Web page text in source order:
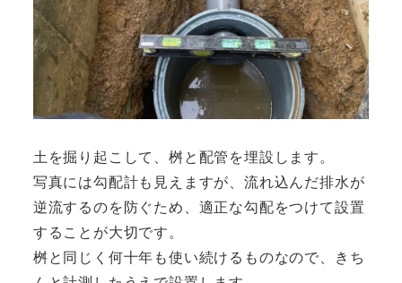
土を掘り起こして、桝と配管を埋設します。
写真には勾配計も見えますが、流れ込んだ排水が
逆流するのを防ぐため、適正な勾配をつけて設置
することが大切です。
桝と同じく何十年も使い続けるものなので、きち